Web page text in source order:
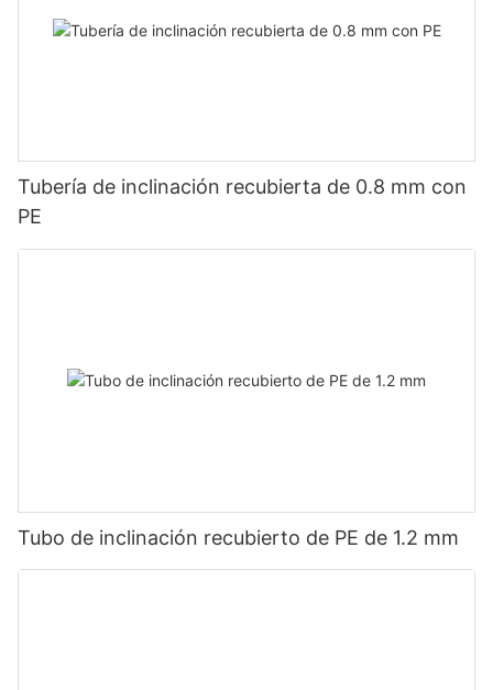
Tubería de inclinación recubierta de 0.8 mm con
PE
Tubo de inclinación recubierto de PE de 1.2 mm